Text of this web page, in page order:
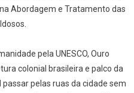
Abordagem e Tratamento das
pela UNESCO, Ouro
colonial brasileira e palco da
pelas ruas da cidade sem